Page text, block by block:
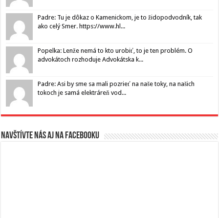
Padre: Tu je dôkaz o Kamenickom, je to židopodvodník, tak
ako celý Smer. https://www.hl...
Popelka: Lenže nemá to kto urobiť, to je ten problém. O
advokátoch rozhoduje Advokátska k...
Padre: Asi by sme sa mali pozrieť na naše toky, na našich
tokoch je samá elektráreň vod...
Navštívte nás aj na Facebooku